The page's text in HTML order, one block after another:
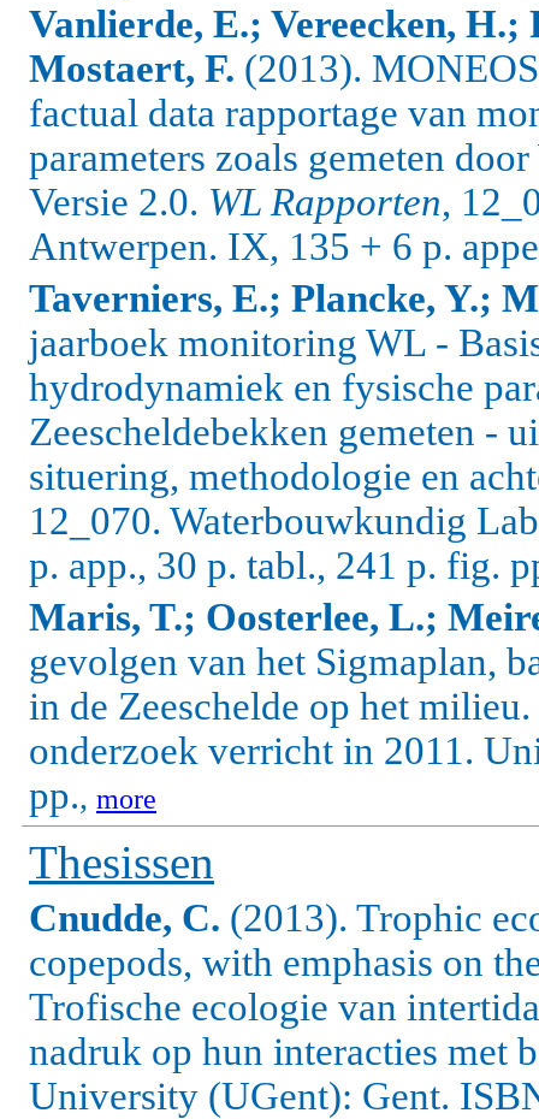
Vanlierde, E.; Vereecken, H.;
Mostaert, F. (2013).
factual data rapportage van
parameters zoals gemeten
Versie 2.0. WL Rapporten,
Antwerpen. IX, 135 + 6 p.
Taverniers, E.; Plancke, Y.;
jaarboek monitoring WL -
hydrodynamiek en fysische
Zeescheldebekken gemeten -
situering, methodologie en
12_070. Waterbouwkundig
p. app., 30 p. tabl., 241 p. fig.
Maris, T.; Oosterlee, L.;
gevolgen van het Sigmaplan,
in de Zeeschelde op het
onderzoek verricht in 2011.
pp., more
Thesissen
Cnudde, C. (2013). Trophic
copepods, with emphasis on
Trofische ecologie van
nadruk op hun interacties met
University (UGent): Gent.